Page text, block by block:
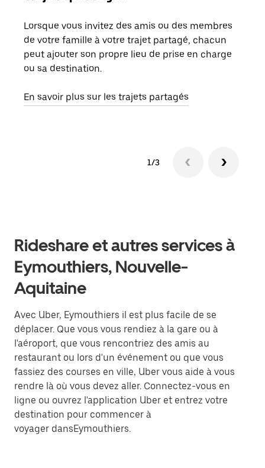
Lorsque vous invitez des amis ou des membres
de votre famille à votre trajet partagé, chacun
peut ajouter son propre lieu de prise en charge
ou sa destination.
En savoir plus sur les trajets partagés
1/3
Rideshare et autres services à
Eymouthiers, Nouvelle-
Aquitaine
Avec Uber, Eymouthiers il est plus facile de se
déplacer. Que vous vous rendiez à la gare ou à
l'aéroport, que vous rencontriez des amis au
restaurant ou lors d'un événement ou que vous
fassiez des courses en ville, Uber vous aide à vous
rendre là où vous devez aller. Connectez-vous en
ligne ou ouvrez l'application Uber et entrez votre
destination pour commencer à
voyager dansEymouthiers.